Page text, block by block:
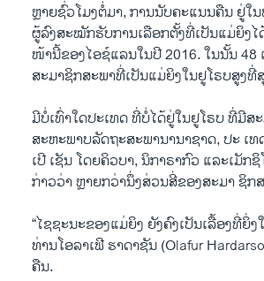
ຫຼາຍຊົ່ວໂມງຕໍ່ມາ, ການນັບຄະແນນຄືນ ຢູ່ໃ
ຜູ້ລົງສະໝັກຮັບການເລືອກຕັ້ງທີ່ເປັນແມ່ຍິງ
ໜ້ານີ້ຂອງໄອຊ໌ແລນໃນປີ 2016. ໃນນັ້ນ 48
ສະມາຊິກສະພາທີ່ເປັນແມ່ຍິງໃນຢູໂຣບສູງທີ່
ມີບໍ່ເທົ່າໃດປະເທດ ທີ່ບໍ່ໄດ້ຢູ່ໃນຢູໂຣບ ທີ່ມີສ
ສະຫະພາບລັດຖະສະພານານາຊາດ, ປະ ເ
ເປີ ເຊັນ ໂດຍຄິວບາ, ນິກາຣາກົວ ແລະເມັ
ກ່າວວ່າ ຫຼາຍກວ່ານຶ່ງສ່ວນສີ່ຂອງສະມາ ຊິກ
“ໄຊຊະນະຂອງແມ່ຍິງ ຍັງຄົງເປັນເລື້ອງທີ່ຍິ່
ທ່ານໂອລາເຟີ ຮາດາຊັນ (Olafur
ຄືນ.